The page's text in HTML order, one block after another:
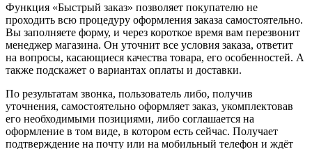
Функция «Быстрый заказ» позволяет покупателю не
проходить всю процедуру оформления заказа самостоятельно.
Вы заполняете форму, и через короткое время вам перезвонит
менеджер магазина. Он уточнит все условия заказа, ответит
на вопросы, касающиеся качества товара, его особенностей. А
также подскажет о вариантах оплаты и доставки.
По результатам звонка, пользователь либо, получив
уточнения, самостоятельно оформляет заказ, укомплектовав
его необходимыми позициями, либо соглашается на
оформление в том виде, в котором есть сейчас. Получает
подтверждение на почту или на мобильный телефон и ждёт